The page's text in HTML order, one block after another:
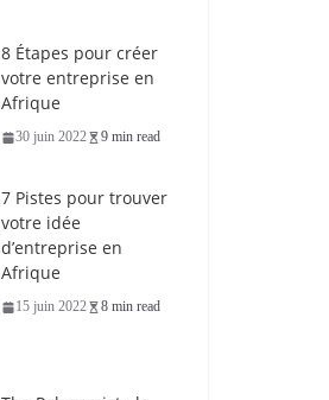
8 Étapes pour créer
votre entreprise en
Afrique
30 juin 2022 9 min read
7 Pistes pour trouver
votre idée
d’entreprise en
Afrique
15 juin 2022 8 min read